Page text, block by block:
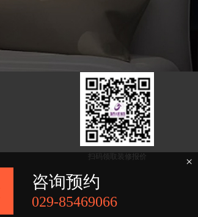
×
咨询预约
029-85469066
扫码领取装修报价